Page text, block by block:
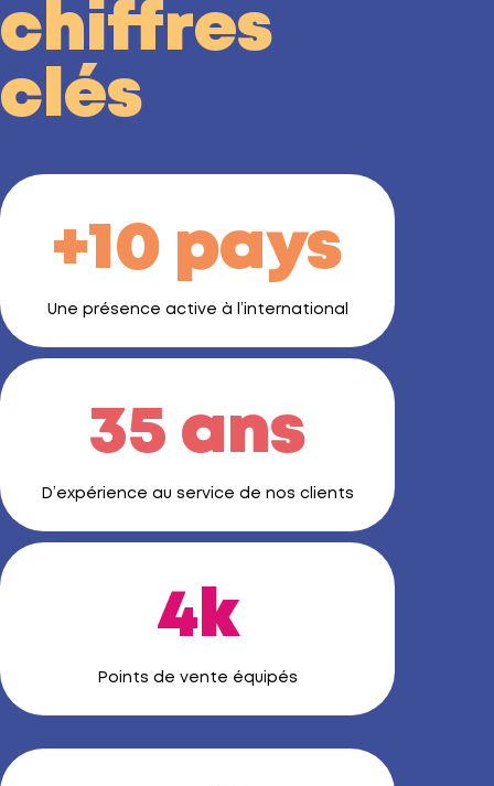
chiffres
clés
+10 pays
Une présence active à l’international
35 ans
D’expérience au service de nos clients
4k
Points de vente équipés